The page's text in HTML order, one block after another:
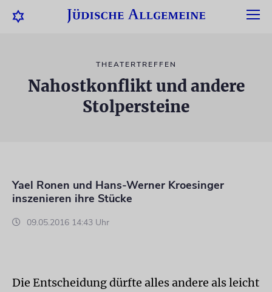
THEATERTREFFEN
Nahostkonflikt und andere
Stolpersteine
Yael Ronen und Hans-Werner Kroesinger
inszenieren ihre Stücke
09.05.2016 14:43 Uhr
Die Entscheidung dürfte alles andere als leicht